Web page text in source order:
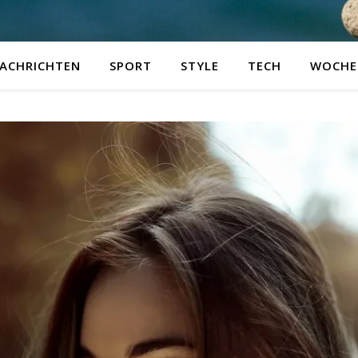
SPORT STYLE TECH